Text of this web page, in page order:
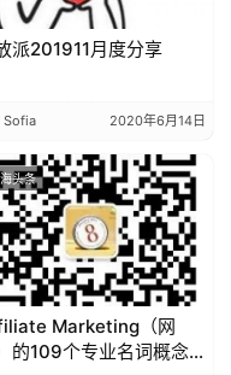
派201911月度分享
Sofia 2020年6月14日
头条
Marketing（网
的109个专业名词概念